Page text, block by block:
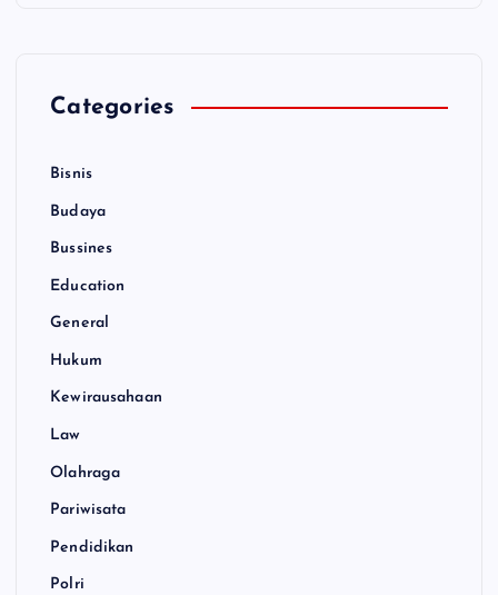
Categories
Bisnis
Budaya
Bussines
Education
General
Hukum
Kewirausahaan
Law
Olahraga
Pariwisata
Pendidikan
Polri